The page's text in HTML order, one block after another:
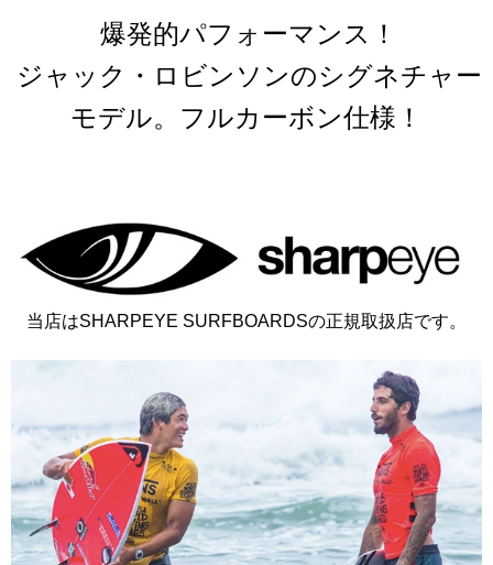
爆発的パフォーマンス！
ジャック・ロビンソンのシグネチャー
モデル。 フルカーボン仕様！
当店はSHARPEYE SURFBOARDSの正規取扱店です。